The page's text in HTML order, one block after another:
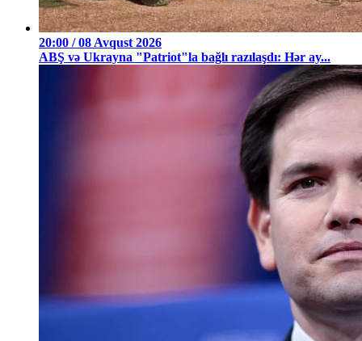
20:00 / 08 Avqust 2026
ABŞ və Ukrayna "Patriot"la bağlı razılaşdı: Hər ay...